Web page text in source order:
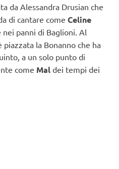
da Alessandra Drusian che
di cantare come Celine
nei panni di Baglioni. Al
la Bonanno che ha
a un solo punto di
come Mal dei tempi dei